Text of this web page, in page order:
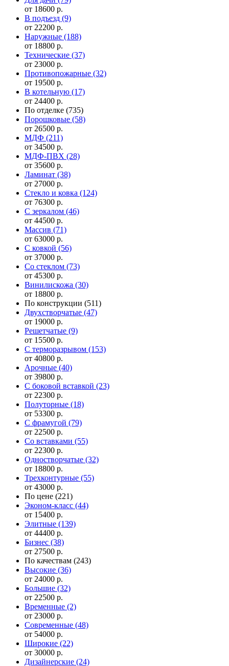
от 18600 р.
В подъезд (9)
от 22200 р.
Наружные (188)
от 18800 р.
Технические (37)
от 23000 р.
Противопожарные (32)
от 19500 р.
В котельную (17)
от 24400 р.
По отделке (735)
Порошковые (58)
от 26500 р.
МДФ (211)
от 34500 р.
МДФ-ПВХ (28)
от 35600 р.
Ламинат (38)
от 27000 р.
Стекло и ковка (124)
от 76300 р.
С зеркалом (46)
от 44500 р.
Массив (71)
от 63000 р.
С ковкой (56)
от 37000 р.
Со стеклом (73)
от 45300 р.
Винилискожа (30)
от 18800 р.
По конструкции (511)
Двухстворчатые (47)
от 19000 р.
Решетчатые (9)
от 15500 р.
С терморазрывом (153)
от 40800 р.
Арочные (40)
от 39800 р.
С боковой вставкой (23)
от 22300 р.
Полуторные (18)
от 53300 р.
С фрамугой (79)
от 22500 р.
Cо вставками (55)
от 22300 р.
Одностворчатые (32)
от 18800 р.
Трехконтурные (55)
от 43000 р.
По цене (221)
Эконом-класс (44)
от 15400 р.
Элитные (139)
от 44400 р.
Бизнес (38)
от 27500 р.
По качествам (243)
Высокие (36)
от 24000 р.
Большие (32)
от 22500 р.
Временные (2)
от 23000 р.
Современные (48)
от 54000 р.
Широкие (22)
от 30000 р.
Дизайнерские (24)